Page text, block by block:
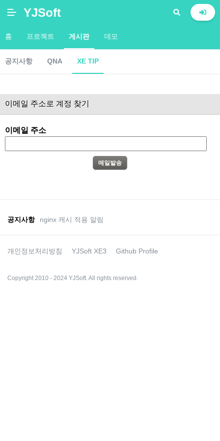
YJSoft
홈 프로젝트 게시판 데모
공지사항 QNA XE TIP
이메일 주소로 계정 찾기
이메일 주소
공지사항 nginx 캐시 적용 알림
개인정보처리방침 YJSoft XE3 Github Profile
Copyright 2010 - 2024 YJSoft. All rights reserved.